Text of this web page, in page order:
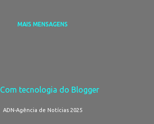
MAIS MENSAGENS
Com tecnologia do Blogger
ADN-Agência de Notícias 2025